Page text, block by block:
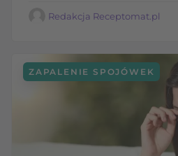
Redakcja Receptomat.pl
ZAPALENIE SPOJÓWEK